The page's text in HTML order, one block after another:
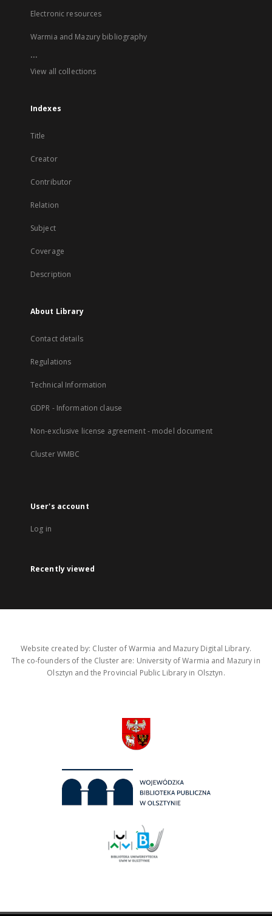
Electronic resources
Warmia and Mazury bibliography
...
View all collections
Indexes
Title
Creator
Contributor
Relation
Subject
Coverage
Description
About Library
Contact details
Regulations
Technical Information
GDPR - Information clause
Non-exclusive license agreement - model document
Cluster WMBC
User's account
Log in
Recently viewed
Website created by: Cluster of Warmia and Mazury Digital Library.
The co-founders of the Cluster are: University of Warmia and Mazury in
Olsztyn and the Provincial Public Library in Olsztyn.